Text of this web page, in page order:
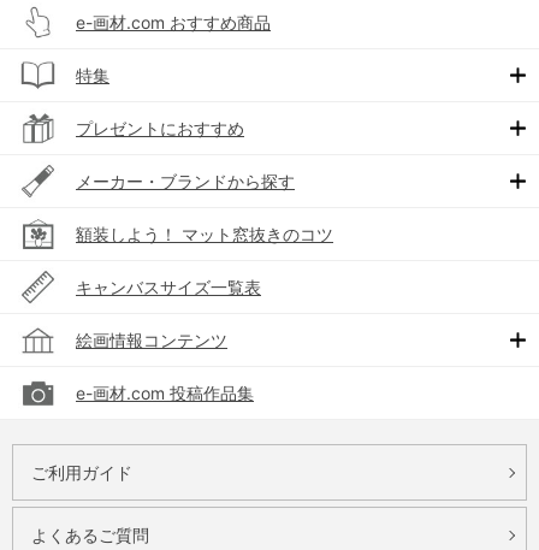
e-画材.com おすすめ商品
特集
プレゼントにおすすめ
メーカー・ブランドから探す
額装しよう！ マット窓抜きのコツ
キャンバスサイズ一覧表
絵画情報コンテンツ
e-画材.com 投稿作品集
ご利用ガイド
よくあるご質問